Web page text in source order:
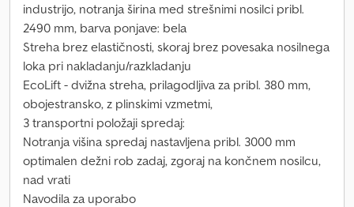
industrijo, notranja širina med strešnimi nosilci pribl.
2490 mm, barva ponjave: bela
Streha brez elastičnosti, skoraj brez povesaka nosilnega
loka pri nakladanju/razkladanju
EcoLift - dvižna streha, prilagodljiva za pribl. 380 mm,
obojestransko, z plinskimi vzmetmi,
3 transportni položaji spredaj:
Notranja višina spredaj nastavljena pribl. 3000 mm
optimalen dežni rob zadaj, zgoraj na končnem nosilcu,
nad vrati
Navodila za uporabo